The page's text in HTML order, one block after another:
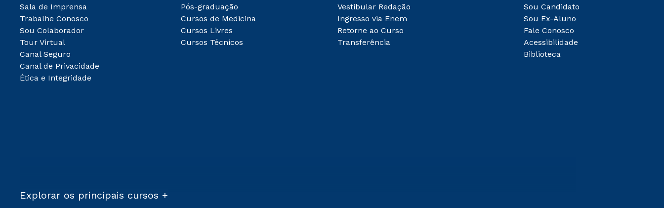
Sala de Imprensa
Trabalhe Conosco
Sou Colaborador
Tour Virtual
Canal Seguro
Canal de Privacidade
Ética e Integridade
Pós-graduação
Cursos de Medicina
Cursos Livres
Cursos Técnicos
Vestibular Redação
Ingresso via Enem
Retorne ao Curso
Transferência
Sou Candidato
Sou Ex-Aluno
Fale Conosco
Acessibilidade
Biblioteca
Explorar os principais cursos +